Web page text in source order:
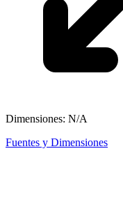
Dimensiones: N/A
Fuentes y Dimensiones